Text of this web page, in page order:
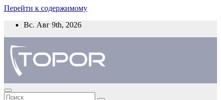
Перейти к содержимому
Вс. Авг 9th, 2026